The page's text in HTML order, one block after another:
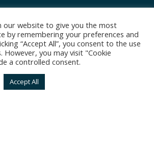
our website to give you the most
by remembering your preferences and
“Accept All”, you consent to the use
However, you may visit "Cookie
a controlled consent.
Accept All